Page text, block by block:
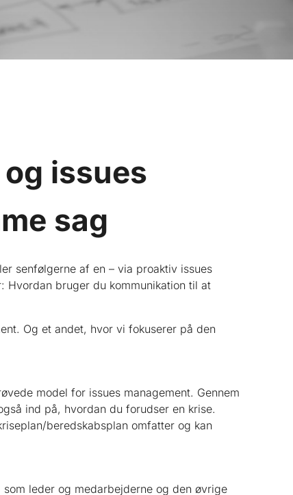
issues
sag
senfølgerne af en – via proaktiv issues
bruger du kommunikation til at
Og et andet, hvor vi fokuserer på den
model for issues management. Gennem
ind på, hvordan du forudser en krise.
beredskabsplan omfatter og kan
leder og medarbejderne og den øvrige